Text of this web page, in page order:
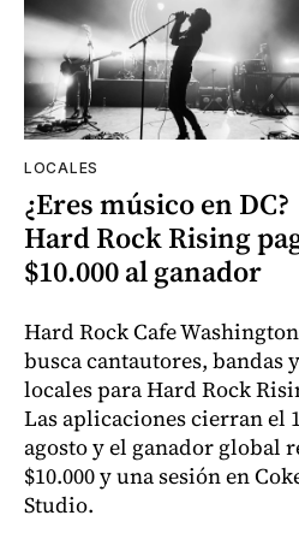
LOCALES
¿Eres músico en DC?
Hard Rock Rising
$10.000 al ganador
Hard Rock Cafe
busca cantautores, bandas
locales para Hard Rock
Las aplicaciones cierran el
agosto y el ganador global
$10.000 y una sesión en
Studio.